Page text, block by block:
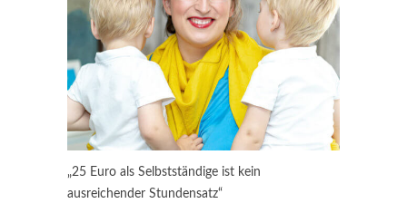
„25 Euro als Selbstständige ist kein
ausreichender Stundensatz“